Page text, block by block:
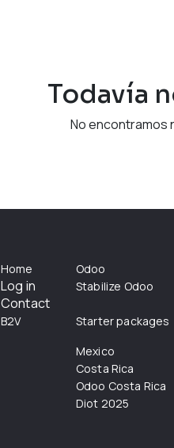
Todavía
No encontramos
Home
Log in
Contact
B2V
Odoo
Stabilize Odoo
Starter packages
Mexico
Costa Rica
Odoo Costa Rica
Diot 2025